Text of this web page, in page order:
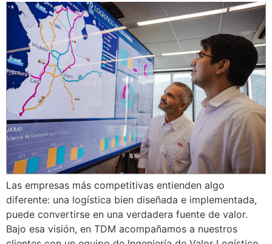
Las empresas más competitivas entienden algo
diferente: una logística bien diseñada e implementada,
puede convertirse en una verdadera fuente de valor.
Bajo esa visión, en TDM acompañamos a nuestros